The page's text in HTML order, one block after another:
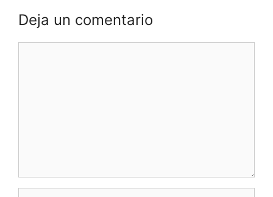
Deja un comentario